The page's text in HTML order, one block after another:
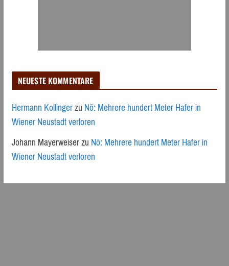
NEUESTE KOMMENTARE
Hermann KollingerzuNö: Mehrere hundert Meter Hafer in
Wiener Neustadt verloren
Johann MayerweiserzuNö: Mehrere hundert Meter Hafer in
Wiener Neustadt verloren